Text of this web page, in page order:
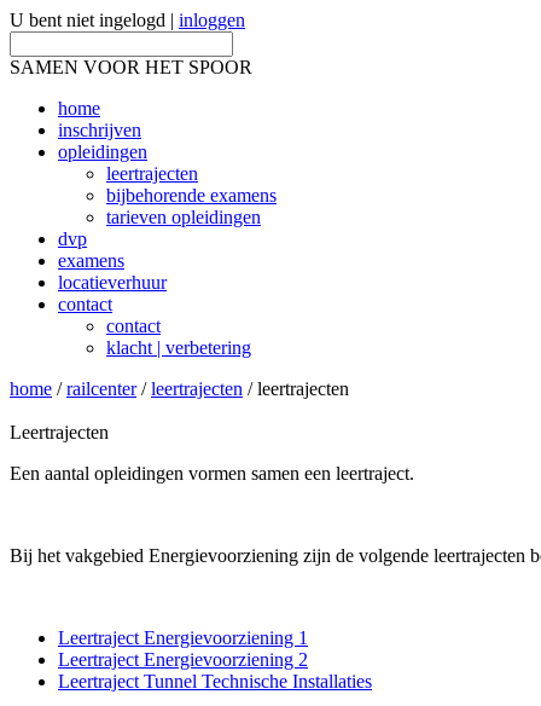
U bent niet ingelogd | inloggen
SAMEN VOOR HET SPOOR
home
inschrijven
opleidingen
leertrajecten
bijbehorende examens
tarieven opleidingen
dvp
examens
locatieverhuur
contact
contact
klacht | verbetering
home /railcenter/leertrajecten / leertrajecten
Leertrajecten
Een aantal opleidingen vormen samen een leertraject.
Bij het vakgebied Energievoorziening zijn de volgende leertrajecten
Leertraject Energievoorziening 1
Leertraject Energievoorziening 2
Leertraject Tunnel Technische Installaties